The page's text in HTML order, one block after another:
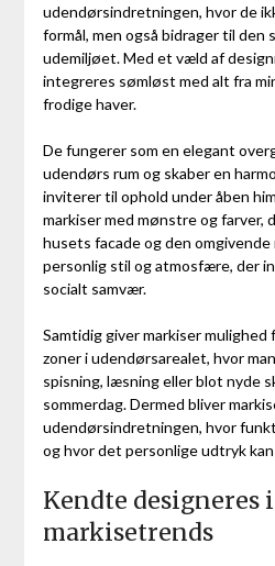
udendørsindretningen, hvor de
formål, men også bidrager til den
udemiljøet. Med et væld af
integreres sømløst med alt fra
frodige haver.
De fungerer som en elegant
udendørs rum og skaber en
inviterer til ophold under åben
markiser med mønstre og farver,
husets facade og den omgivende
personlig stil og atmosfære, der
socialt samvær.
Samtidig giver markiser
zoner i udendørsarealet, hvor
spisning, læsning eller blot nyde
sommerdag. Dermed bliver
udendørsindretningen, hvor
og hvor det personlige udtryk
Kendte designeres
markisetrends